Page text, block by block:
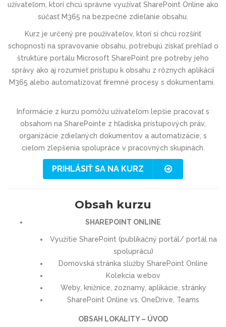
užívateľom, ktorí chcú správne využívať SharePoint Online ako
súčasť M365 na bezpečné zdieľanie obsahu
Kurz je určený pre používateľov, ktorí si chcú rozšíriť
schopnosti na spravovanie obsahu, potrebujú získať prehľad o
štruktúre portálu Microsoft SharePoint pre potreby jeho
správy ako aj rozumieť prístupu k obsahu z rôznych aplikácií
M365 alebo automatizovať firemné procesy s dokumentami.
Informácie z kurzu pomôžu užívateľom lepšie pracovať s
obsahom na SharePointe z hľadiska prístupových práv,
organizácie zdieľaných dokumentov a automatizácie, s
cieľom zlepšenia spolupráce v pracovných skupinách.
PRIHLÁSIŤ SA NA KURZ
Obsah kurzu
SHAREPOINT ONLINE
Využitie SharePoint (publikačný portál/ portál na
spoluprácu)
Domovská stránka služby SharePoint Online
Kolekcia webov
Weby, knižnice, zoznamy, aplikácie, stránky
SharePoint Online vs. OneDrive, Teams
OBSAH LOKALITY – ÚVOD